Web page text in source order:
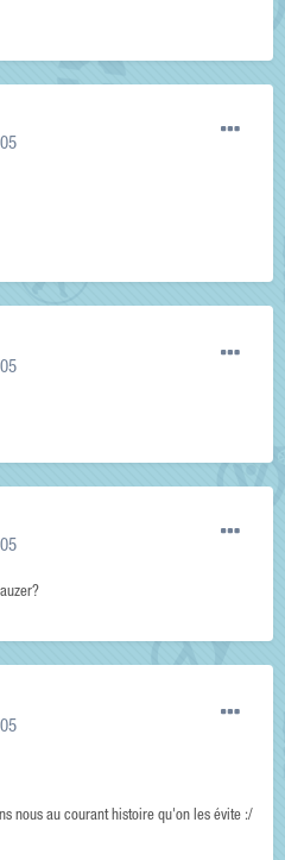
nous au courant histoire qu'on les évite :/